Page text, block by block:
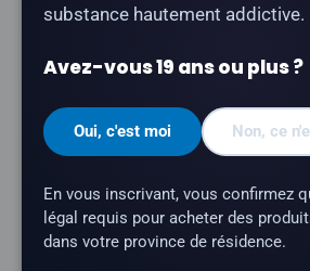
$50
5 500points
Comment utiliser le
substance hautement addictive.
Avez-vous 19 ans ou plus ?
Oui, c'est moi Non, ce
En vous inscrivant, vous confirmez
légal requis pour acheter des
dans votre province de résidence.